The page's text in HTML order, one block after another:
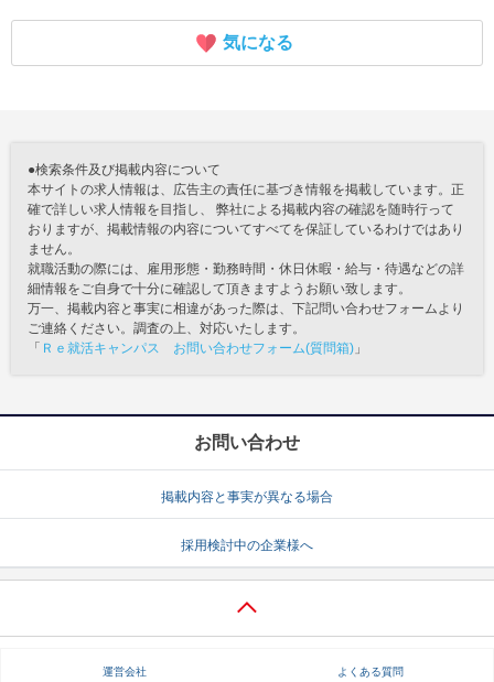
気になる
●検索条件及び掲載内容について
本サイトの求人情報は、広告主の責任に基づき情報を掲載しています。正
確で詳しい求人情報を目指し、 弊社による掲載内容の確認を随時行って
おりますが、掲載情報の内容についてすべてを保証しているわけではあり
ません。
就職活動の際には、雇用形態・勤務時間・休日休暇・給与・待遇などの詳
細情報をご自身で十分に確認して頂きますようお願い致します。
万一、掲載内容と事実に相違があった際は、下記問い合わせフォームより
ご連絡ください。調査の上、対応いたします。
「 Ｒｅ就活キャンパス お問い合わせフォーム(質問箱) 」
お問い合わせ
掲載内容と事実が異なる場合
採用検討中の企業様へ
運営会社 よくある質問